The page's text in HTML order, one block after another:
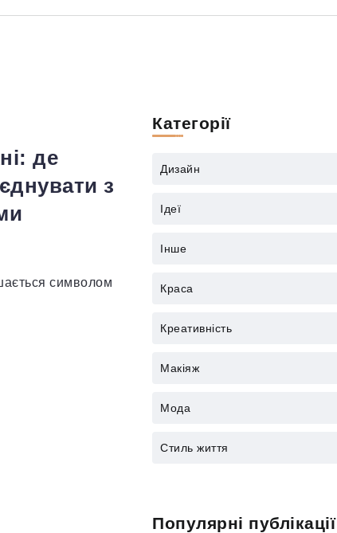
де
з
символом
Категорії
Дизайн
Ідеї
Інше
Краса
Креативність
Макіяж
Мода
Стиль життя
Популярні публікації